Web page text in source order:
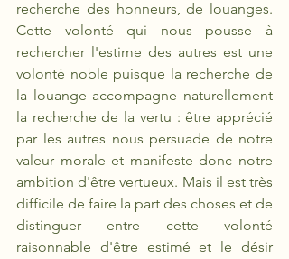
recherche des honneurs, de louanges.
Cette volonté qui nous pousse à
rechercher l'estime des autres est une
volonté noble puisque la recherche de
la louange accompagne naturellement
la recherche de la vertu : être apprécié
par les autres nous persuade de notre
valeur morale et manifeste donc notre
ambition d'être vertueux. Mais il est très
difficile de faire la part des choses et de
distinguer entre cette volonté
raisonnable d'être estimé et le désir